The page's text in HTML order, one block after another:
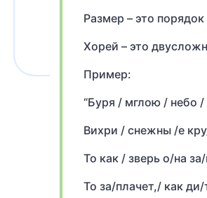
Размер – это
Хорей – это
Пример:
“Буря / мглою / небо /
Вихри / снежны /е
То как / зверь о/на
То за/плачет,/ как